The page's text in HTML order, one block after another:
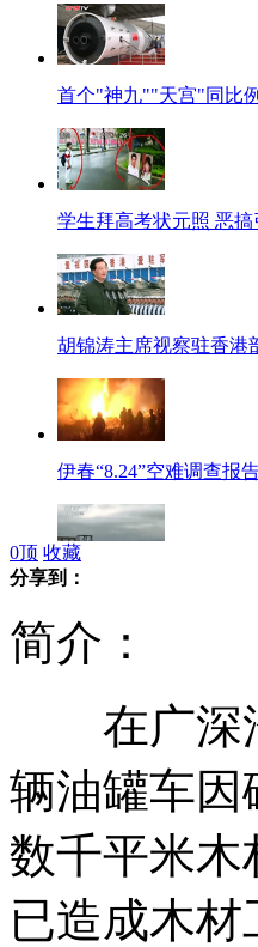
首个"神九""天宫"同比
学生拜高考状元照 恶搞
胡锦涛主席视察驻香港
伊春“8.24”空难调查报
广州一油罐车追尾爆炸
四川宁南泥石流37人失
0顶 收藏
分享到：
简介：
在广深沿
辆油罐车因
数千平米木
已造成木